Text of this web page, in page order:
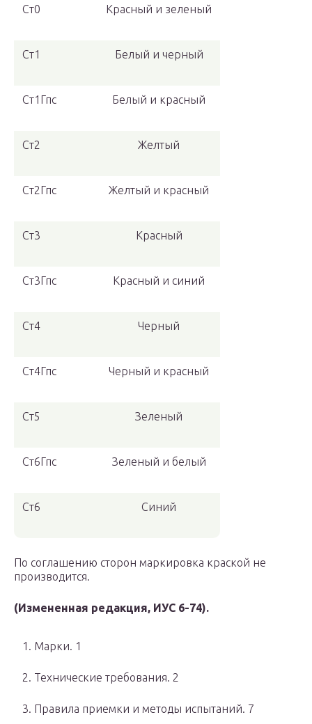
Ст0 Красный и зеленый
Ст1 Белый и черный
Ст1Гпс Белый и красный
Ст2 Желтый
Ст2Гпс Желтый и красный
Ст3 Красный
Ст3Гпс Красный и синий
Ст4 Черный
Ст4Гпс Черный и красный
Ст5 Зеленый
Ст6Гпс Зеленый и белый
Ст6 Синий
По соглашению сторон маркировка краской не
производится.
(Измененная редакция, ИУС 6-74).
1. Марки. 1
2. Технические требования. 2
3. Правила приемки и методы испытаний. 7